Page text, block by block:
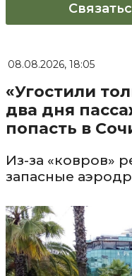
08.08.2026, 18:05
«Угостили
два дня
попасть в
Из-за «ковров»
запасные